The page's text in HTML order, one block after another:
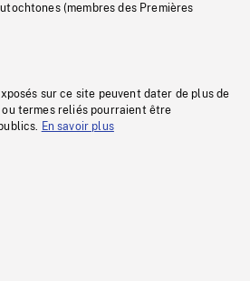
(membres des Premières
sur ce site peuvent dater de plus de
ou termes reliés pourraient être
En savoir plus